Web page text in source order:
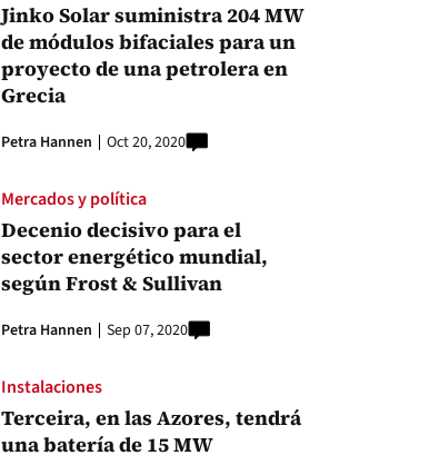
Jinko Solar suministra 204 MW
de módulos bifaciales para un
proyecto de una petrolera en
Grecia
Petra Hannen Oct 20, 2020
Mercados y política
Decenio decisivo para el
sector energético mundial,
según Frost & Sullivan
Petra Hannen Sep 07, 2020
Instalaciones
Terceira, en las Azores, tendrá
una batería de 15 MW